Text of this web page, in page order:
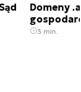
Domeny
3 min.